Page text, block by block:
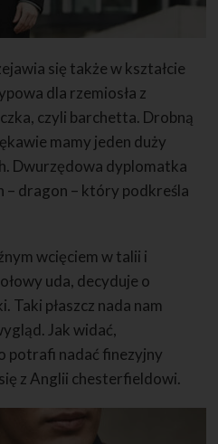
się także w kształcie
dla rzemiosła z
czyli barchetta. Drobną
mamy jeden duży
Dwurzędowa dyplomatka
– dragon – który podkreśla
wcięciem w talii i
uda, decyduje o
płaszcz nada nam
Jak widać,
potrafi nadać finezyjny
z Anglii chesterfieldowi.